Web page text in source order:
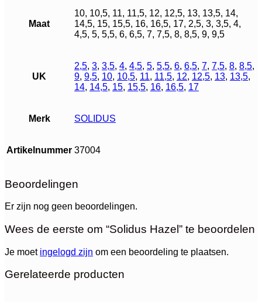
Maat
10, 10,5, 11, 11,5, 12, 12,5, 13, 13,5, 14,
14,5, 15, 15,5, 16, 16,5, 17, 2,5, 3, 3,5, 4,
4,5, 5, 5,5, 6, 6,5, 7, 7,5, 8, 8,5, 9, 9,5
UK
2,5, 3, 3,5, 4, 4,5, 5, 5,5, 6, 6,5, 7, 7,5, 8, 8,5,
9, 9,5, 10, 10,5, 11, 11,5, 12, 12,5, 13, 13,5,
14, 14,5, 15, 15,5, 16, 16,5, 17
Merk SOLIDUS
Artikelnummer 37004
Beoordelingen
Er zijn nog geen beoordelingen.
Wees de eerste om “Solidus Hazel” te beoordelen
Je moet ingelogd zijn om een beoordeling te plaatsen.
Gerelateerde producten